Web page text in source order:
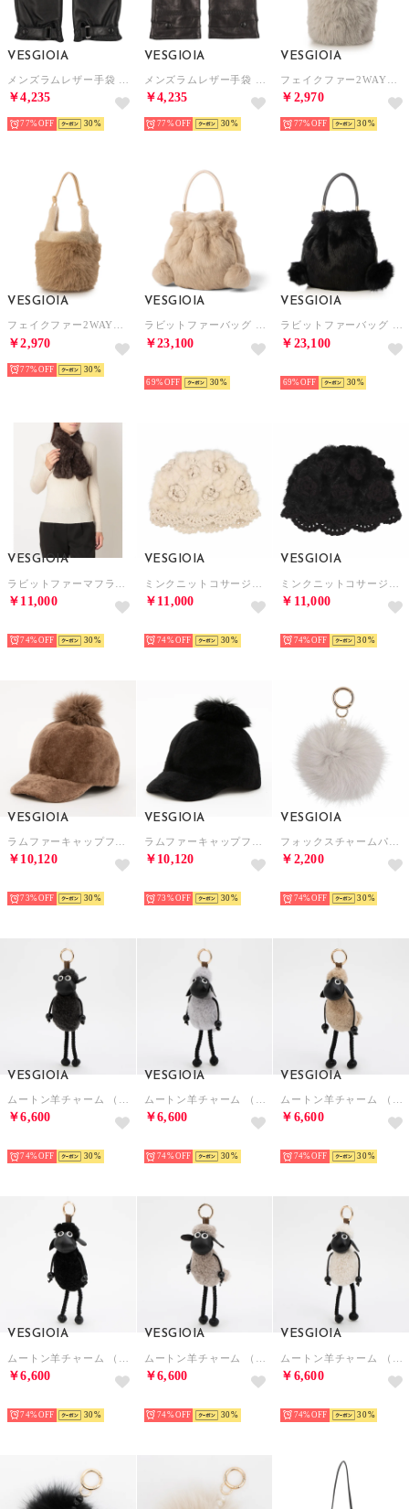
VESGIOIA
￥4,235
77% 30
VESGIOIA
￥4,235
77% 30
VESGIOIA
￥2,970
77% 30
VESGIOIA
フェイクファー2WAYバッグ （モカ）
￥2,970
77% 30
VESGIOIA
ラビットファーバッグ （ベージュ）
￥23,100
69% 30
VESGIOIA
ラビットファーバッグ （ブラック）
￥23,100
69% 30
VESGIOIA
￥11,000
74% 30
VESGIOIA
￥11,000
74% 30
VESGIOIA
￥11,000
74% 30
VESGIOIA
￥10,120
73% 30
VESGIOIA
￥10,120
73% 30
VESGIOIA
￥2,200
74% 30
VESGIOIA
￥6,600
74% 30
VESGIOIA
￥6,600
74% 30
VESGIOIA
￥6,600
74% 30
VESGIOIA
￥6,600
74% 30
VESGIOIA
￥6,600
74% 30
VESGIOIA
￥6,600
74% 30